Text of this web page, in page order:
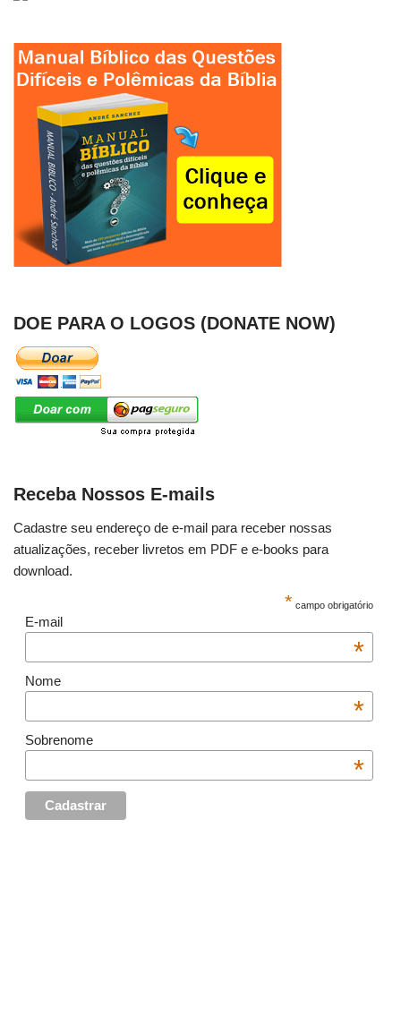
DOE PARA O LOGOS (DONATE NOW)
Receba Nossos E-mails
Cadastre seu endereço de e-mail para receber nossas
atualizações, receber livretos em PDF e e-books para
download.
* campo obrigatório
E-mail
*
Nome
*
Sobrenome
*